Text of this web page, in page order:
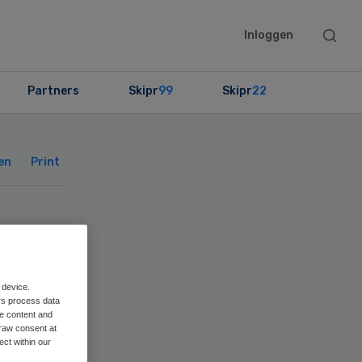
Inloggen
Search
Partners Skipr99 Skipr22
Print
process data
content and
consent at
within our